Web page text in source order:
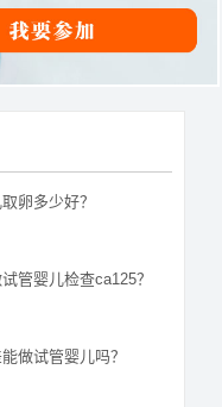
卵多少好？
管婴儿检查ca125？
做试管婴儿吗？